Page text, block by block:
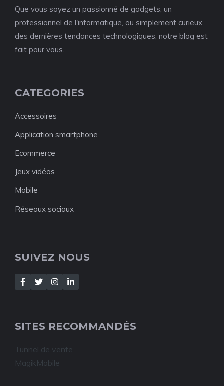
Que vous soyez un passionné de gadgets, un
professionnel de l'informatique, ou simplement curieux
des dernières tendances technologiques, notre blog est
fait pour vous.
CATEGORIES
Accessoires
Application smartphone
Ecommerce
Jeux vidéos
Mobile
Réseaux sociaux
SUIVEZ NOUS
SITES RECOMMANDÉS
Tunnel de vente
MagikMobile